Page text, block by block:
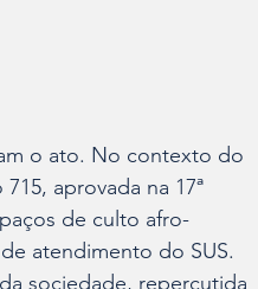
o ato. No contexto do
aprovada na 17ª
de culto afro-
atendimento do SUS.
sociedade, repercutida